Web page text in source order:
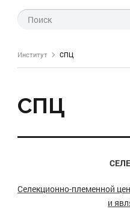
технологии производства
питания птицы
Институт СПЦ
СПЦ
Селекционно-племенной
и